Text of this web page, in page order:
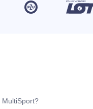
MultiSport?